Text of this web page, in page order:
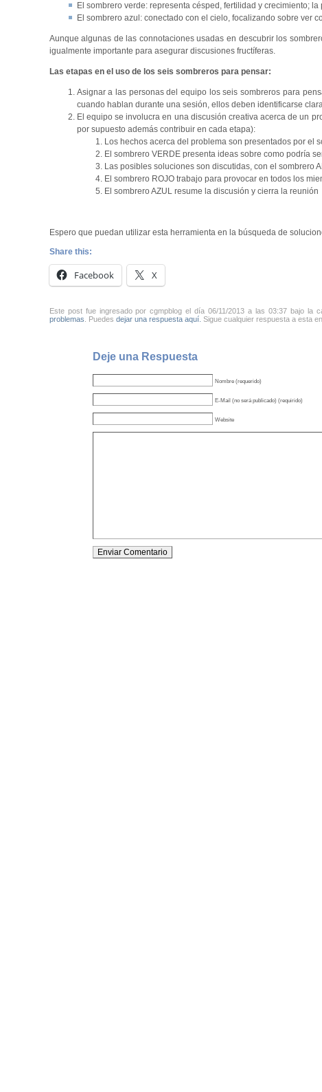
El sombrero verde: representa césped, fertilidad y crecimiento;
El sombrero azul: conectado con el cielo, focalizando sobre ver
Aunque algunas de las connotaciones usadas en descubrir los
igualmente importante para asegurar discusiones fructíferas.
Las etapas en el uso de los seis sombreros para pensar:
Asignar a las personas del equipo los seis sombreros para
cuando hablan durante una sesión, ellos deben identificarse
El equipo se involucra en una discusión creativa acerca de un
por supuesto además contribuir en cada etapa):
Los hechos acerca del problema son presentados por el
El sombrero VERDE presenta ideas sobre como podría
Las posibles soluciones son discutidas, con el sombrero
El sombrero ROJO trabajo para provocar en todos los
El sombrero AZUL resume la discusión y cierra la reunión
Espero que puedan utilizar esta herramienta en la búsqueda de
Share this:
Facebook X
Este post fue ingresado por cgmpblog el día 06/11/2013 a las 03:37 bajo la
problemas . Puedes dejar una respuesta aquí. Sigue cualquier respuesta a esta
Deje una Respuesta
Nombre (requerido)
E-Mail (no será publicado) (requirido)
Website